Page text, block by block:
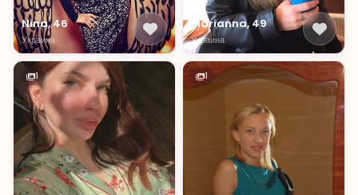
Nina, 46
Украина
Marianna, 49
Украина
1 1